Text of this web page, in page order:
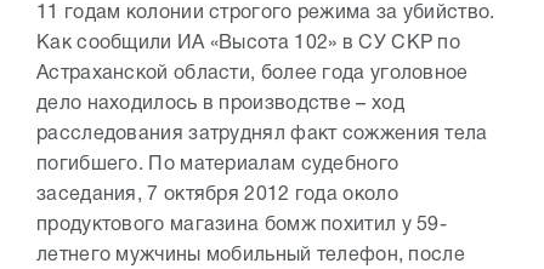
11 годам колонии строгого режима за убийство.
Как сообщили ИА «Высота 102» в СУ СКР по
Астраханской области, более года уголовное
дело находилось в производстве – ход
расследования затруднял факт сожжения тела
погибшего. По материалам судебного
заседания, 7 октября 2012 года около
продуктового магазина бомж похитил у 59-
летнего мужчины мобильный телефон, после